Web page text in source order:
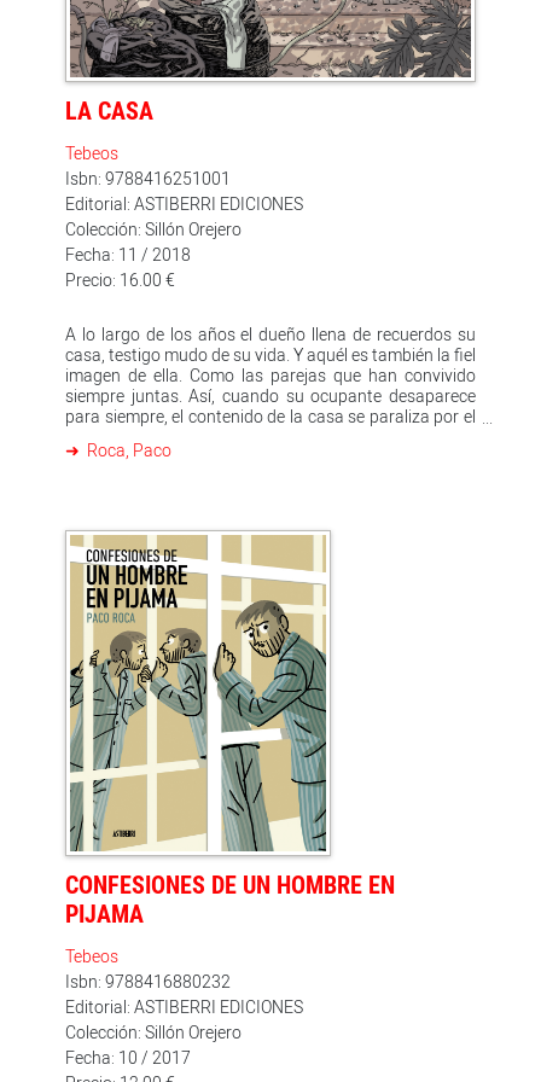
consecución del éxito son algunos de los asuntos en
los que se adentra en sus viñetas.
LA CASA
Tebeos
Isbn: 9788416251001
Editorial: ASTIBERRI EDICIONES
Colección: Sillón Orejero
Fecha: 11 / 2018
Precio: 16.00 €
A lo largo de los años el dueño llena de recuerdos su
casa, testigo mudo de su vida. Y aquél es también la fiel
imagen de ella. Como las parejas que han convivido
siempre juntas. Así, cuando su ocupante desaparece
para siempre, el contenido de la casa se paraliza por el
tres hermanos protagonistas de esta historia volverán
Temen estar deshaciéndose del pasado, del recuerdo
de su padre, pero también del suyo propio. Se perciben
en esta nueva obra de Paco Roca ?ganadora del
premio Zona Cómic 2015, Estrella 2016 al cómic más
destacado del año por el diario 'Le Parisien', Gran
Premio Romics 2017 del salón del cómic de Roma y
Premio Romics 2017 al mejor cómic europeo del salón
del cómic de Roma? ecos autobiográficos que surgen
de una necesidad de contar una situación que ha
tocado de cerca al autor valenciano, tal y como ya le
sucediera con 'Arrugas'.
Roca, Paco
CONFESIONES DE UN HOMBRE EN
PIJAMA
Tebeos
Isbn: 9788416880232
Editorial: ASTIBERRI EDICIONES
Colección: Sillón Orejero
Fecha: 10 / 2017